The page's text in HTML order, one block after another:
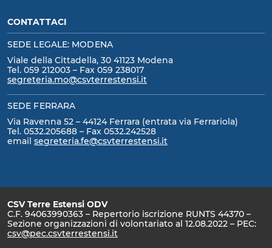
CONTATTACI
SEDE LEGALE: MODENA
Viale della Cittadella, 30 41123 Modena
Tel. 059 212003 – Fax 059 238017
segreteria.mo@csvterrestensi.it
SEDE FERRARA
Via Ravenna 52 – 44124 Ferrara (entrata via Ferrariola)
Tel. 0532.205688 – Fax 0532.242528
email segreteria.fe@csvterrestensi.it
CSV Terre Estensi ODV
C.F. 94063990363 – Repertorio iscrizione RUNTS 44370 –
Sezione organizzazioni di volontariato al 12.08.2022 – PEC:
csv@pec.csvterrestensi.it